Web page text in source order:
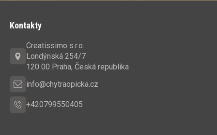
Kontakty
Creatissimo s.r.o.
Londýnská 254/7
120 00 Praha, Česká republika
info@chytraopicka.cz
+420799550405